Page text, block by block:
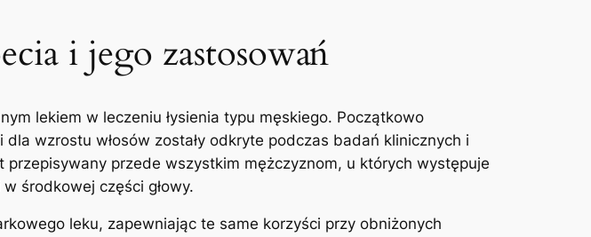
i jego zastosowań
lekiem w leczeniu łysienia typu męskiego. Początkowo
wzrostu włosów zostały odkryte podczas badań klinicznych i
przede wszystkim mężczyznom, u których występuje
środkowej części głowy.
leku, zapewniając te same korzyści przy obniżonych